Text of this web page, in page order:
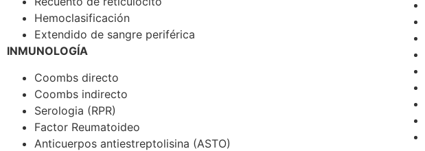
Hemoclasificación
Extendido de sangre periférica
INMUNOLOGÍA
Coombs directo
Coombs indirecto
Serologia (RPR)
Factor Reumatoideo
Anticuerpos antiestreptolisina (ASTO)